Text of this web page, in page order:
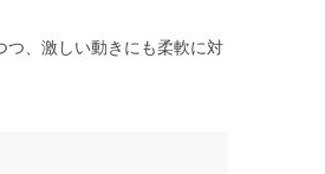
つ、激しい動きにも柔軟に対